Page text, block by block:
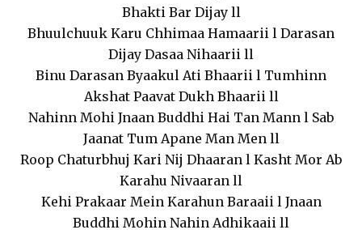
Bhakti Bar Dijay ll
Bhuulchuuk Karu Chhimaa Hamaarii l Darasan
Dijay Dasaa Nihaarii ll
Binu Darasan Byaakul Ati Bhaarii l Tumhinn
Akshat Paavat Dukh Bhaarii ll
Nahinn Mohi Jnaan Buddhi Hai Tan Mann l Sab
Jaanat Tum Apane Man Men ll
Roop Chaturbhuj Kari Nij Dhaaran l Kasht Mor Ab
Karahu Nivaaran ll
Kehi Prakaar Mein Karahun Baraaii l Jnaan
Buddhi Mohin Nahin Adhikaaii ll